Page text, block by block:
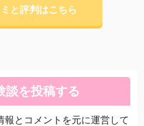
と評判はこちら
談を投稿する
報とコメントを元に運営して